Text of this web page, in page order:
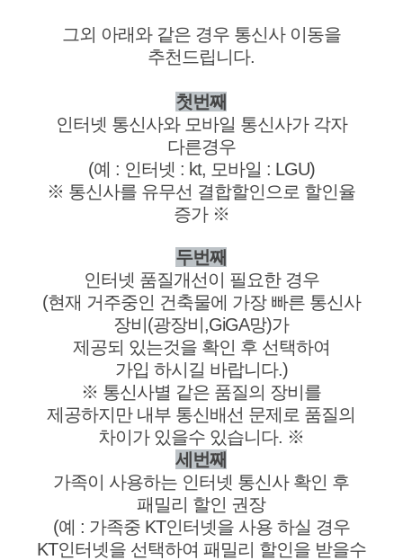
그외 아래와 같은 경우 통신사 이동을
추천드립니다.
첫번째
인터넷 통신사와 모바일 통신사가 각자
다른경우
(예 : 인터넷 : kt, 모바일 : LGU)
※ 통신사를 유무선 결합할인으로 할인율
증가 ※
두번째
인터넷 품질개선이 필요한 경우
(현재 거주중인 건축물에 가장 빠른 통신사
장비(광장비,GiGA망)가
제공되 있는것을 확인 후 선택하여
가입 하시길 바랍니다.)
※ 통신사별 같은 품질의 장비를
제공하지만 내부 통신배선 문제로 품질의
차이가 있을수 있습니다. ※
세번째
가족이 사용하는 인터넷 통신사 확인 후
패밀리 할인 권장
(예 : 가족중 KT인터넷을 사용 하실 경우
KT인터넷을 선택하여 패밀리 할인을 받을수